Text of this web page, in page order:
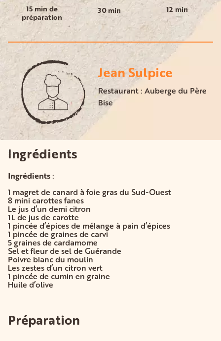
15 min de
préparation
30 min 12 min
Jean Sulpice
Restaurant : Auberge du Père
Bise
Ingrédients
Ingrédients :
1 magret de canard à foie gras du Sud-Ouest
8 mini carottes fanes
Le jus d’un demi citron
1L de jus de carotte
1 pincée d’épices de mélange à pain d’épices
1 pincée de graines de carvi
5 graines de cardamome
Sel et fleur de sel de Guérande
Poivre blanc du moulin
Les zestes d’un citron vert
1 pincée de cumin en graine
Huile d’olive
Préparation